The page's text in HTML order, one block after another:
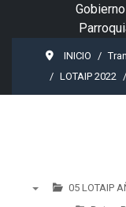
INICIO
LOTAIP 2022
05 LOTAIP